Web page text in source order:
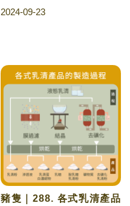
2024-09-23
豬隻｜288. 各式乳清產品